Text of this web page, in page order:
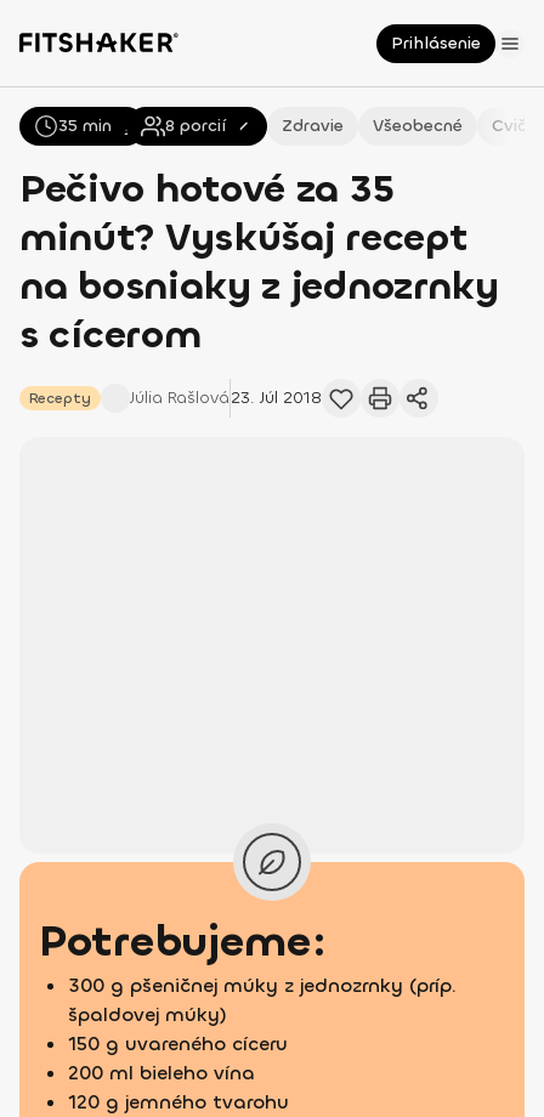
Prihlásenie
Všetky Recepty Zdravie Všeobecné
Pečivo hotové za 35
minút? Vyskúšaj recept
na bosniaky z jednozrnky
s cícerom
Recepty Júlia Rašlová23. Júl 2018
35 min 8 porcií
Potrebujeme:
300 g pšeničnej múky z jednozrnky (príp.
špaldovej múky)
150 g uvareného cíceru
200 ml bieleho vína
120 g jemného tvarohu